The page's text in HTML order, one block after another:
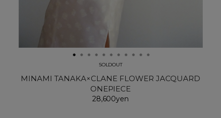
SOLDOUT
MINAMI TANAKA×CLANE FLOWER JACQUARD
ONEPIECE
28,600yen